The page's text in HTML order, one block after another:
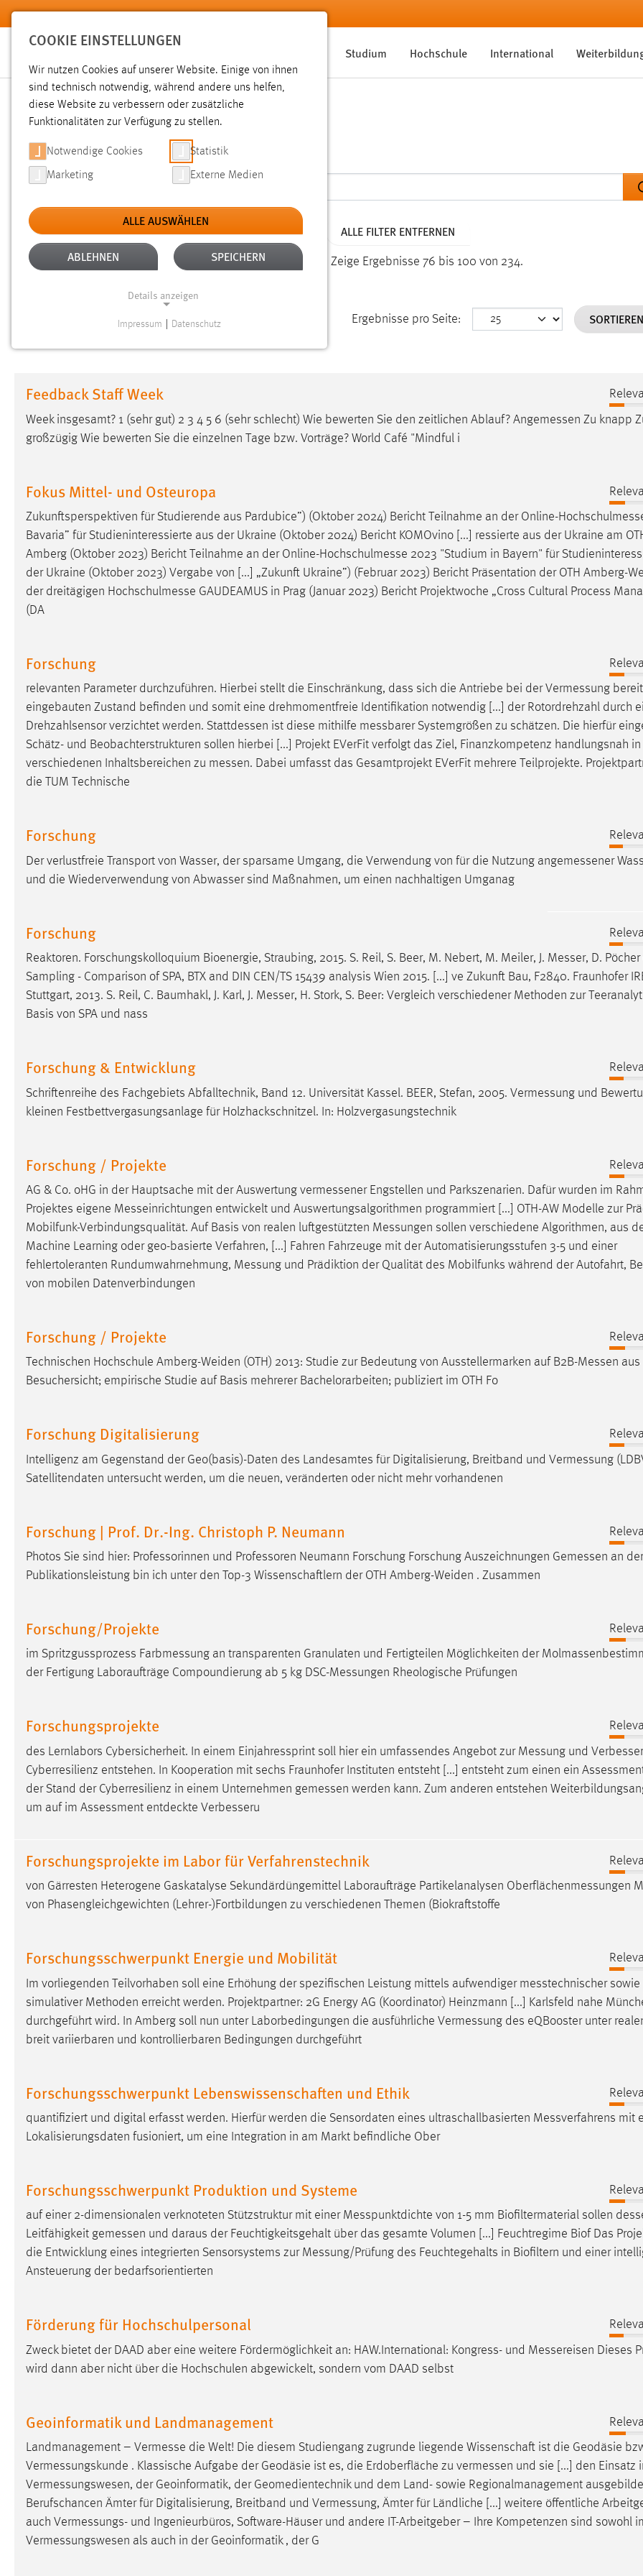
Zum Hauptinhalt springen
Studium Hochschule International
SUCHE
Aktive Filter: TYP: SEITEN ALTER: ÜBER EIN JAHR ALLE FILTER ENTFERNEN
Gesucht nach "Messe". Es wurden 234 Ergebnisse gefunden. Zeige Ergebnisse 76 bis 100 von 234.
Ergebnisse pro Seite:
Feedback Staff Week
Week insgesamt? 1 (sehr gut) 2 3 4 5 6 (sehr schlecht) Wie bewerten Sie den zeitlichen Ablauf? Angemessen Zu knapp
großzügig Wie bewerten Sie die einzelnen Tage bzw. Vorträge? World Café "Mindful i
Fokus Mittel- und Osteuropa
Zukunftsperspektiven für Studierende aus Pardubice”) (Oktober 2024) Bericht Teilnahme an der Online-
Bavaria” für Studieninteressierte aus der Ukraine (Oktober 2024) Bericht KOMOvino [...] ressierte aus der Ukraine am
Amberg (Oktober 2023) Bericht Teilnahme an der Online-Hochschulmesse 2023 "Studium in Bayern" für
der Ukraine (Oktober 2023) Vergabe von [...] „Zukunft Ukraine”) (Februar 2023) Bericht Präsentation der OTH Amberg-
der dreitägigen Hochschulmesse GAUDEAMUS in Prag (Januar 2023) Bericht Projektwoche „Cross Cultural Process
(DA
Forschung
relevanten Parameter durchzuführen. Hierbei stellt die Einschränkung, dass sich die Antriebe bei derVermessung
eingebauten Zustand befinden und somit eine drehmomentfreie Identifikation notwendig [...] der Rotordrehzahl durch
Drehzahlsensor verzichtet werden. Stattdessen ist diese mithilfe messbarerSystemgrößen zu schätzen. Die hierfür
Schätz- und Beobachterstrukturen sollen hierbei [...] Projekt EVerFit verfolgt das Ziel, Finanzkompetenz handlungsnah in
verschiedenen Inhaltsbereichen zu messen. Dabei umfasst das Gesamtprojekt EVerFit mehrere Teilprojekte.
die TUM Technische
Forschung
Der verlustfreie Transport von Wasser, der sparsame Umgang, die Verwendung von für die Nutzung angemessener
und die Wiederverwendung von Abwasser sind Maßnahmen, um einen nachhaltigen Umganag
Forschung
Reaktoren. Forschungskolloquium Bioenergie, Straubing, 2015. S. Reil, S. Beer, M. Nebert, M. Meiler, J. Messer, D.
Sampling - Comparison of SPA, BTX and DIN CEN/TS 15439 analysis Wien 2015. [...] ve Zukunft Bau, F2840. Fraunhofer
Stuttgart, 2013. S. Reil, C. Baumhakl, J. Karl, J. Messer, H. Stork, S. Beer: Vergleich verschiedener Methoden zur
Basis von SPA und nass
Forschung & Entwicklung
Schriftenreihe des Fachgebiets Abfalltechnik, Band 12. Universität Kassel. BEER, Stefan, 2005. Vermessung und
kleinen Festbettvergasungsanlage für Holzhackschnitzel. In: Holzvergasungstechnik
Forschung / Projekte
AG & Co. oHG in der Hauptsache mit der Auswertung vermessenerEngstellen und Parkszenarien. Dafür wurden im
Projektes eigene Messeinrichtungen entwickelt und Auswertungsalgorithmen programmiert [...] OTH-AW Modelle zur
Mobilfunk-Verbindungsqualität. Auf Basis von realen luftgestützten Messungen sollen verschiedene Algorithmen, aus
Machine Learning oder geo-basierte Verfahren, [...] Fahren Fahrzeuge mit der Automatisierungsstufen 3-5 und einer
fehlertoleranten Rundumwahrnehmung, Messung und Prädiktion der Qualität des Mobilfunks während der Autofahrt,
von mobilen Datenverbindungen
Forschung / Projekte
Technischen Hochschule Amberg-Weiden (OTH) 2013: Studie zur Bedeutung von Ausstellermarken auf B2B-Messen aus
Besuchersicht; empirische Studie auf Basis mehrerer Bachelorarbeiten; publiziert im OTH Fo
Forschung Digitalisierung
Intelligenz am Gegenstand der Geo(basis)-Daten des Landesamtes für Digitalisierung, Breitband und Vermessung
Satellitendaten untersucht werden, um die neuen, veränderten oder nicht mehr vorhandenen
Forschung | Prof. Dr.-Ing. Christoph P. Neumann
Photos Sie sind hier: Professorinnen und Professoren Neumann Forschung Forschung Auszeichnungen Gemessen an der
Publikationsleistung bin ich unter den Top-3 Wissenschaftlern der OTH Amberg-Weiden . Zusammen
Forschung/Projekte
im Spritzgussprozess Farbmessung an transparenten Granulaten und Fertigteilen Möglichkeiten der
der Fertigung Laboraufträge Compoundierung ab 5 kg DSC-Messungen Rheologische Prüfungen
Forschungsprojekte
des Lernlabors Cybersicherheit. In einem Einjahressprint soll hier ein umfassendes Angebot zur Messung und
Cyberresilienz entstehen. In Kooperation mit sechs Fraunhofer Instituten entsteht [...] entsteht zum einen ein
der Stand der Cyberresilienz in einem Unternehmen gemessen werden kann. Zum anderen entstehen
um auf im Assessment entdeckte Verbesseru
Forschungsprojekte im Labor für Verfahrenstechnik
von Gärresten Heterogene Gaskatalyse Sekundärdüngemittel Laboraufträge Partikelanalysen Oberflächenmessungen
von Phasengleichgewichten (Lehrer-)Fortbildungen zu verschiedenen Themen (Biokraftstoffe
Forschungsschwerpunkt Energie und Mobilität
Im vorliegenden Teilvorhaben soll eine Erhöhung der spezifischen Leistung mittels aufwendiger messtechnischersowie
simulativer Methoden erreicht werden. Projektpartner: 2G Energy AG (Koordinator) Heinzmann [...] Karlsfeld nahe
durchgeführt wird. In Amberg soll nun unter Laborbedingungen die ausführliche Vermessung des eQBooster unter
breit variierbaren und kontrollierbaren Bedingungen durchgeführt
Forschungsschwerpunkt Lebenswissenschaften und Ethik
quantifiziert und digital erfasst werden. Hierfür werden die Sensordaten eines ultraschallbasierten Messverfahrens mit
Lokalisierungsdaten fusioniert, um eine Integration in am Markt befindliche Ober
Forschungsschwerpunkt Produktion und Systeme
auf einer 2-dimensionalen verknoteten Stützstruktur mit einer Messpunktdichte von 1-5 mm Biofiltermaterial sollen
Leitfähigkeit gemessen und daraus der Feuchtigkeitsgehalt über das gesamte Volumen [...] Feuchtregime Biof Das
die Entwicklung eines integrierten Sensorsystems zur Messung/Prüfung des Feuchtegehalts in Biofiltern und einer
Ansteuerung der bedarfsorientierten
Förderung für Hochschulpersonal
Zweck bietet der DAAD aber eine weitere Fördermöglichkeit an: HAW.International: Kongress- und Messereisen Dieses
wird dann aber nicht über die Hochschulen abgewickelt, sondern vom DAAD selbst
Geoinformatik und Landmanagement
Landmanagement – Vermesse die Welt! Die diesem Studiengang zugrunde liegende Wissenschaft ist die Geodäsie
Vermessungskunde . Klassische Aufgabe der Geodäsie ist es, die Erdoberfläche zu vermessen und sie [...] den Einsatz
Vermessungswesen, der Geoinformatik, der Geomedientechnik und dem Land- sowie Regionalmanagement
Berufschancen Ämter für Digitalisierung, Breitband und Vermessung, Ämter für Ländliche [...] weitere öffentliche
auch Vermessungs- und Ingenieurbüros, Software-Häuser und andere IT-Arbeitgeber – Ihre Kompetenzen sind sowohl
Vermessungswesen als auch in der Geoinformatik , der G
COOKIE EINSTELLUNGEN
Wir nutzen Cookies auf unserer Website. Einige von ihnen
sind technisch notwendig, während andere uns helfen,
diese Website zu verbessern oder zusätzliche
Funktionalitäten zur Verfügung zu stellen.
Notwendige Cookies Statistik
Marketing Externe Medien
ALLE AUSWÄHLEN
ABLEHNEN SPEICHERN
Details anzeigen
Website erforderlich.
Einverständnis
Zweck:
Dieser Cookie speichert die
ausgewählten Einverständnis-Optionen
des Benutzers
Cookie Laufzeit: 1 Jahr
Performance
Sprachpräferenz
Name: site-language-preference
Zweck:
Das Cookie speichert die gewählte
Sprache der Website.
Chat
Name:
MibewSessionID, MIBEW_UserID,
Zweck:
nutzen zu können.
Cookie Laufzeit: MibewSessionID, mibew-chat-frame-
style-5e9dbeb1811c0446 =
Sitzungslaufzeit, mibew_locale = 3
Login
Name: fe_user, be_user, be_lastLoginProvider
Cookie Laufzeit: 24 Stunden
STATISTIK
Statistik Cookies erfassen Informationen anonym.
Diese Informationen helfen uns zu verstehen, wie
unsere Besucher unsere Website nutzen.
Name: _pk_ref, _pk_cvar, _pk_id, _pk_ses
Zweck: Zugriffsstatistik
MARKETING
Marketing Cookies werden von Drittanbietern
hinweg verfolgen.
Google Ads
Anbieter: Google Ireland Limited
Zweck: Conversion-Tracking
Cookie Laufzeit: 3 Monate
Facebook Pixel
Name: _fbp
Anbieter:
Zweck: Conversion-Tracking
EXTERNE MEDIEN
Um Inhalte von Videoplattformen und Social Media
YouTube
Vimeo
Impressum Datenschutz